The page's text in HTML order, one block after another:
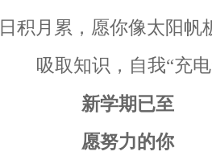
日积月累，愿你像太阳帆
吸取知识，自我“充
新学期已至
愿努力的你